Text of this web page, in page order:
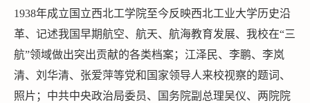
1938年成立国立西北工学院至今反映西北工业大学历史沿
革、记述我国早期航空、航天、航海教育发展、我校在“三
航”领域做出突出贡献的各类档案；江泽民、李鹏、李岚
清、刘华清、张爱萍等党和国家领导人来校视察的题词、
照片；中共中央政治局委员、国务院副总理吴仪、两院院